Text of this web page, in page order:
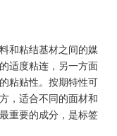
和粘结基材之间的媒
适度粘连，另一方面
粘贴性。按期特性可
，适合不同的面材和
重要的成分，是标签